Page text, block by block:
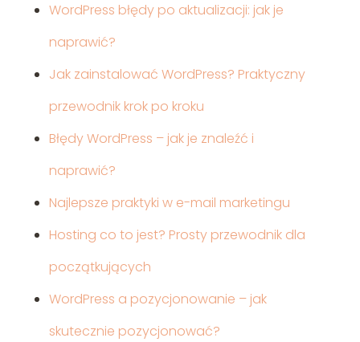
WordPress błędy po aktualizacji: jak je
naprawić?
Jak zainstalować WordPress? Praktyczny
przewodnik krok po kroku
Błędy WordPress – jak je znaleźć i
naprawić?
Najlepsze praktyki w e-mail marketingu
Hosting co to jest? Prosty przewodnik dla
początkujących
WordPress a pozycjonowanie – jak
skutecznie pozycjonować?